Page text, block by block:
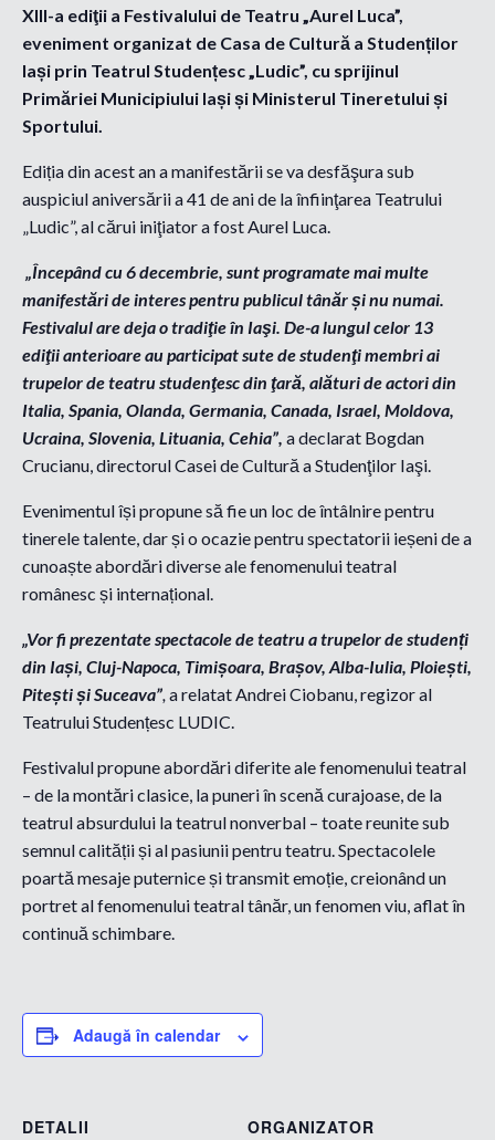
XIII-a ediţii a Festivalului de Teatru „Aurel Luca”,
eveniment organizat de Casa de Cultură a Studenților
Iași prin Teatrul Studențesc „Ludic”, cu sprijinul
Primăriei Municipiului Iași și Ministerul Tineretului și
Sportului.
Ediția din acest an a manifestării se va desfăşura sub
auspiciul aniversării a 41 de ani de la înfiinţarea Teatrului
„Ludic”, al cărui iniţiator a fost Aurel Luca.
„Începând cu 6 decembrie, sunt programate mai multe
manifestări de interes pentru publicul tânăr și nu numai.
Festivalul are deja o tradiţie în Iaşi. De-a lungul celor 13
ediţii anterioare au participat sute de studenţi membri ai
trupelor de teatru studenţesc din ţară, alături de actori din
Italia, Spania, Olanda, Germania, Canada, Israel, Moldova,
Ucraina, Slovenia, Lituania, Cehia”, a declarat Bogdan
Crucianu, directorul Casei de Cultură a Studenţilor Iaşi.
Evenimentul își propune să fie un loc de întâlnire pentru
tinerele talente, dar și o ocazie pentru spectatorii ieșeni de a
cunoaște abordări diverse ale fenomenului teatral
românesc și internațional.
„Vor fi prezentate spectacole de teatru a trupelor de studenți
din Iași, Cluj-Napoca, Timișoara, Brașov, Alba-Iulia, Ploiești,
Pitești și Suceava”, a relatat Andrei Ciobanu, regizor al
Teatrului Studențesc LUDIC.
Festivalul propune abordări diferite ale fenomenului teatral
– de la montări clasice, la puneri în scenă curajoase, de la
teatrul absurdului la teatrul nonverbal – toate reunite sub
semnul calității și al pasiunii pentru teatru. Spectacolele
poartă mesaje puternice și transmit emoție, creionând un
portret al fenomenului teatral tânăr, un fenomen viu, aflat în
continuă schimbare.
Adaugă în calendar
DETALII
ORGANIZATOR